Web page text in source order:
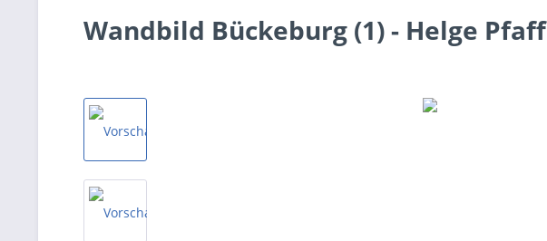
Wandbild Bückeburg (1) - Helge Pfaff